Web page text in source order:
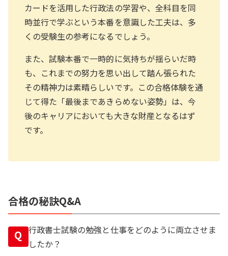
カードを活用した行政法の学習や、全科目を同
時並行で学ぶという本番を意識した工夫は、多
くの受験生の参考になるでしょう。
また、試験本番で一時的に気持ちが揺らいだ時
も、これまでの努力を思い出して踏ん張られた
その精神力は素晴らしいです。この合格体験を通
じて得た「最後まであきらめない姿勢」は、今
後のキャリアにおいても大きな財産となるはず
です。
合格の秘訣Q&A
Q 行政書士試験の勉強と仕事をどのように両立させま
したか？